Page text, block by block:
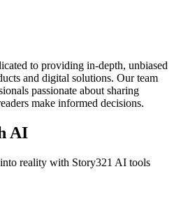
to providing in-depth, unbiased
and digital solutions. Our team
passionate about sharing
make informed decisions.
AI
reality with Story321 AI tools